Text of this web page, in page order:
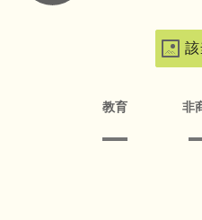
該
教育 非